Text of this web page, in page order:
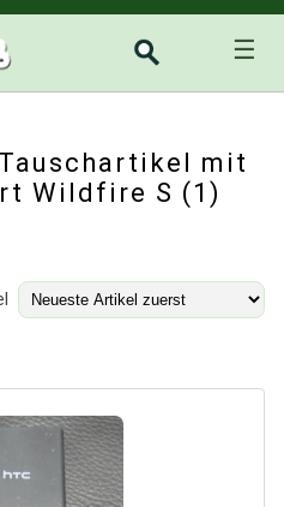
☰
mit
Wildfire S (1)